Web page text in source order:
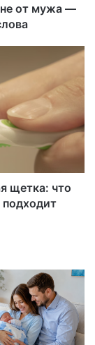
от мужа —
щетка: что
подходит